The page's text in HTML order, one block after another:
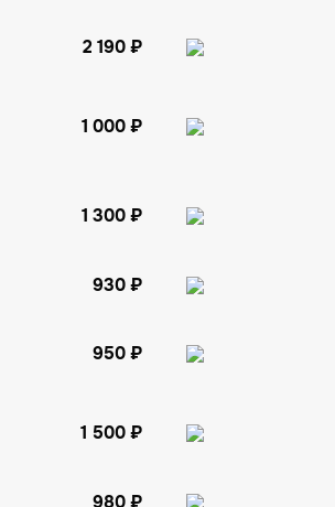
2 190 ₽
1 000 ₽
1 300 ₽
930 ₽
950 ₽
1 500 ₽
980 ₽